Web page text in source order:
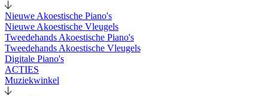
Nieuwe Akoestische Piano's
Nieuwe Akoestische Vleugels
Tweedehands Akoestische Piano's
Tweedehands Akoestische Vleugels
Digitale Piano's
ACTIES
Muziekwinkel